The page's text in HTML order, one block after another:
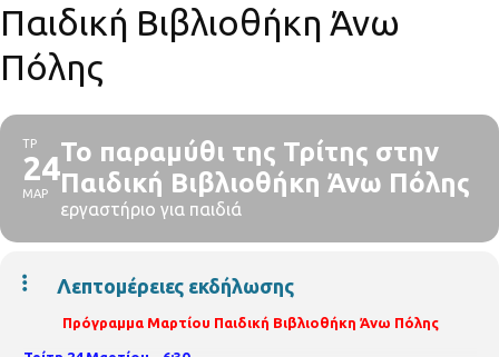
Παιδική Βιβλιοθήκη Άνω
Πόλης
ΤΡ
24
ΜΑΡ
Το παραμύθι της Τρίτης στην
Παιδική Βιβλιοθήκη Άνω Πόλης
εργαστήριο για παιδιά
Λεπτομέρειες εκδήλωσης
Πρόγραμμα Μαρτίου Παιδική Βιβλιοθήκη Άνω Πόλης